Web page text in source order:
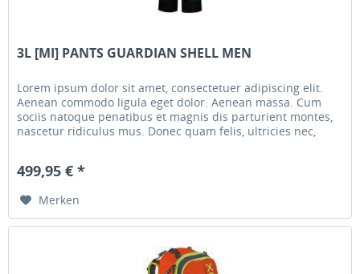
3L [MI] PANTS GUARDIAN SHELL MEN
Lorem ipsum dolor sit amet, consectetuer adipiscing elit.
Aenean commodo ligula eget dolor. Aenean massa. Cum
sociis natoque penatibus et magnis dis parturient montes,
nascetur ridiculus mus. Donec quam felis, ultricies nec,
499,95 € *
Merken